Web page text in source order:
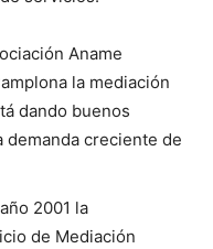
Aname
la mediación
dando buenos
creciente de
2001 la
de Mediación